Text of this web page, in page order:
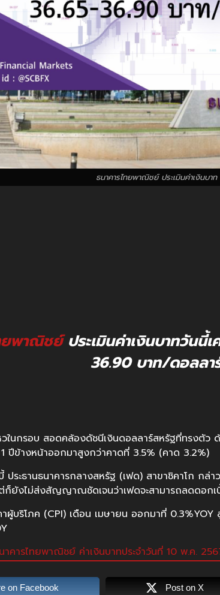
ธนาคารไทยพาณิชย์ ประเมินค่าเงินบาท
ยพาณิชย์ประเมินค่าเงินบาทวันนี้
36.90 บาท/ดอลลา
วในกรอบ สอดคล้องดัชนีเงินดอลลาร์สหรัฐที่ทรงตั
ปีข้างหน้าออกมาสูงกว่าคาดที่ 3.5% (คาด 3.2%)
ระธานธนาคารกลางสหรัฐ (เฟด) สาขาชิคาโก ก
ก็ยังไม่ส่งสัญญาณชัดเจนว่าเฟดจะสามารถลดดอกเ
าผู้บริโภค (CPI) เดือน เมษายน ออกมาที่
าคารไทยพาณิชย์ ค่าเงินบาทประจำวันที่ 10 พ.ค.
on Facebook Post on X